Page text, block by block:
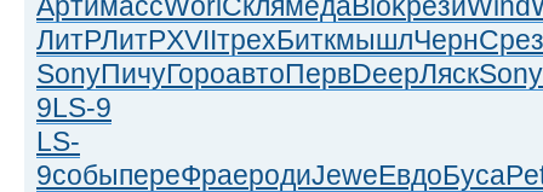
ЛитРЛитРXVIIтрехБиткмышлЧернСрез
SonyПичуГороавтоПервDeepЛяскSony
9LS-9
LS-
9собыпереФраеродиJeweЕвдоБуса